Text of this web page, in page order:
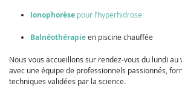
Ionophorèse pour l’hyperhidrose
Balnéothérapieen piscine chauffée
Nous vous accueillons sur rendez-vous du lundi au
avec une équipe de professionnels passionnés,
techniques validées par la science.